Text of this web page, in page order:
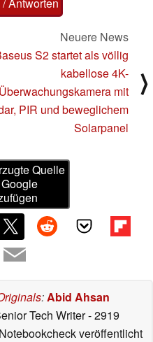
Antworten
Neuere News
S2 startet als völlig
kabellose 4K-
Überwachungskamera mit
PIR und beweglichem
Solarpanel
⟩
Quelle
:Abid Ahsan
Tech Writer- 2919
veröffentlicht